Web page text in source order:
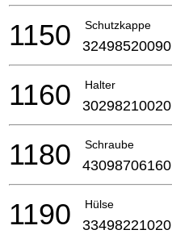
Schutzkappe
1150 32498520090
Halter
1160 30298210020
Schraube
1180 43098706160
Hülse
1190 33498221020